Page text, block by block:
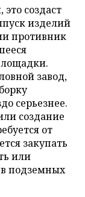
создаст
изделий
противник
завод,
серьезнее.
создание
от
закупать
или
подземных